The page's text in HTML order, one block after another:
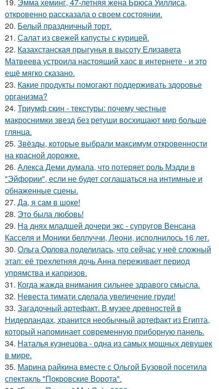
откровенно рассказала о своем состоянии.
20. Белый праздничный торт.
21. Салат из свежей капусты с курицей.
22. Казахстанская прыгунья в высоту Елизавета
Матвеева устроила настоящий хаос в интернете - и это
ещё мягко сказано.
23. Какие продукты помогают поддерживать здоровье
организма?
24. Триумф скин - текстуры: почему честные
макроснимки звезд без ретуши восхищают мир больше
глянца.
25. Звёзды, которые выбрали максимум откровенности
на красной дорожке.
26. Алекса Деми думала, что потеряет роль Мэдди в
"Эйфории", если не будет соглашаться на интимные и
обнаженные сцены.
27. Да, я сам в шоке!
28. Это была любовь!
29. На днях младшей дочери экс - супругов Венсана
Касселя и Моники беллуччи, Леони, исполнилось 16 лет.
30. Ольга Орлова поделилась, что сейчас у неё сложный
этап: её трехлетняя дочь Анна переживает период
упрямства и капризов.
31. Когда жажда внимания сильнее здравого смысла.
32. Невеста тимати сделала увеличение груди!
33. Загадочный артефакт. В музее древностей в
Нидерландах, хранится необычный артефакт из Египта,
который напоминает современную приборную панель.
34. Наталья кузнецова - одна из самых мощных девушек
в мире.
35. Марина райкина вместе с Ольгой Бузовой посетила
спектакль "Покровские Ворота".